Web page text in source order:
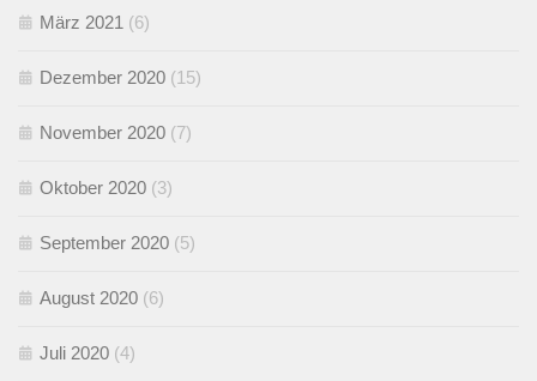
März 2021 (6)
Dezember 2020 (15)
November 2020 (7)
Oktober 2020 (3)
September 2020 (5)
August 2020 (6)
Juli 2020 (4)